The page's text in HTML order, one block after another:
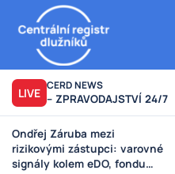
LIVE CERD NEWS
– ZPRAVODAJSTVÍ 24/7
Ondřej Záruba mezi
rizikovými zástupci: varovné
signály kolem eDO, fondu